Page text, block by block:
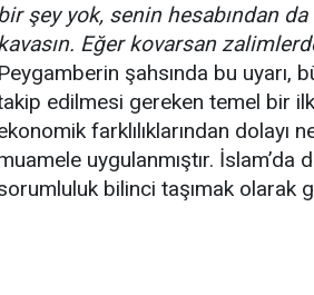
şey yok, senin hesabından
Eğer kovarsan
Peygamberin şahsında bu uyarı,
edilmesi gereken temel bir
farklılıklarından dolayı
uygulanmıştır. İslam’da
bilinci taşımak olarak